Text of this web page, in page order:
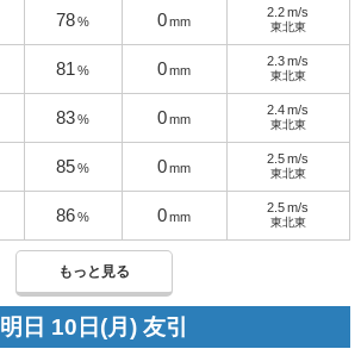
78 % 0 mm
2.2 m/s
東北東
81 % 0 mm
2.3 m/s
東北東
83 % 0 mm
2.4 m/s
東北東
85 % 0 mm
2.5 m/s
東北東
86 % 0 mm
2.5 m/s
東北東
もっと見る
明日 10日(月) 友引